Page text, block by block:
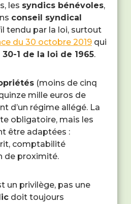
les syndics bénévoles,
conseil syndical
tendu par la loi, surtout
du 30 octobre 2019qui
1 de la loi de 1965.
(moins de cinq
mille euros de
d’un régime allégé. La
obligatoire, mais les
être adaptées :
comptabilité
de proximité.
un privilège, pas une
doit toujours